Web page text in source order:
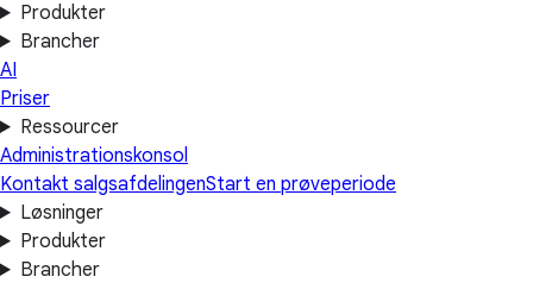
Produkter
Brancher
AI
Priser
Ressourcer
Administrationskonsol
Kontakt salgsafdelingenStart en prøveperiode
Løsninger
Produkter
Brancher